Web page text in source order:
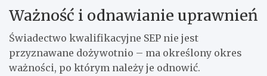
Ważność i odnawianie uprawnień
Świadectwo kwalifikacyjne SEP nie jest
przyznawane dożywotnio – ma określony okres
ważności, po którym należy je odnowić.